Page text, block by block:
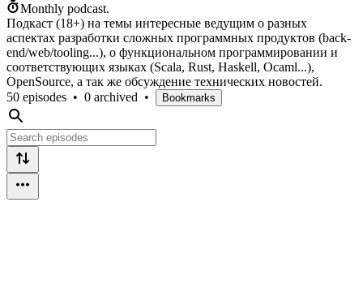
Monthly podcast.
Подкаст (18+) на темы интересные ведущим о разных
аспектах разработки сложных программных продуктов (back-
end/web/tooling...), о функциональном программировании и
соответствующих языках (Scala, Rust, Haskell, Ocaml...),
OpenSource, а так же обсуждение технических новостей.
50 episodes • 0 archived • Bookmarks